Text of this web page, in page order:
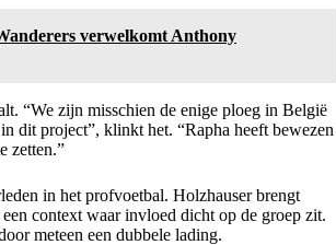
verwelkomt Anthony
“We zijn misschien de enige ploeg in België
dit project”, klinkt het. “Rapha heeft bewezen
zetten.”
in het profvoetbal. Holzhauser brengt
context waar invloed dicht op de groep zit.
meteen een dubbele lading.